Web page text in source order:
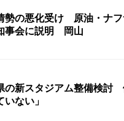
勢の悪化受け 原油・ナ
事会に説明 岡山
の新スタジアム整備検討
いない」